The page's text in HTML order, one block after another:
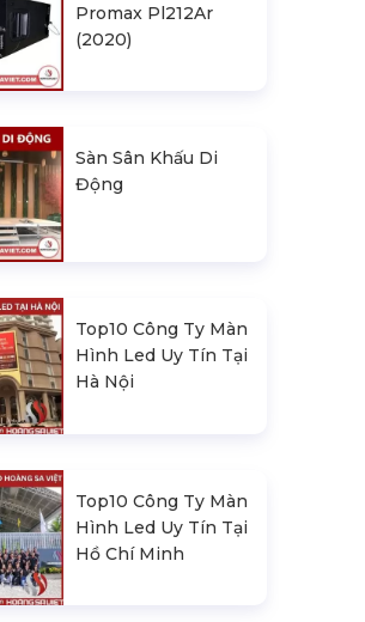
Promax Pl212Ar
(2020)
Sàn Sân Khấu Di
Động
Top10 Công Ty Màn
Hình Led Uy Tín Tại
Hà Nội
Top10 Công Ty Màn
Hình Led Uy Tín Tại
Hồ Chí Minh